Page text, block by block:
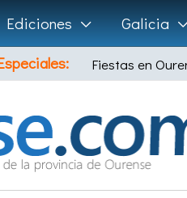
Ediciones Galicia
Fiestas en